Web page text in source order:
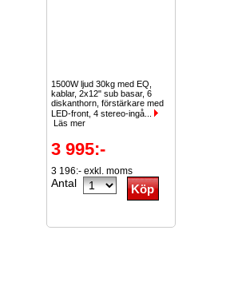
1500W ljud 30kg med EQ,
kablar, 2x12" sub basar, 6
diskanthorn, förstärkare med
LED-front, 4 stereo-ingå...
Läs mer
3 995:-
3 196:- exkl. moms
Antal